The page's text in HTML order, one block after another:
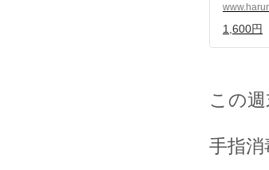
ルノ珈
1,600円
この
手指